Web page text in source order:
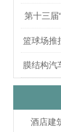
第十三届
篮球场推
膜结构汽
酒店建